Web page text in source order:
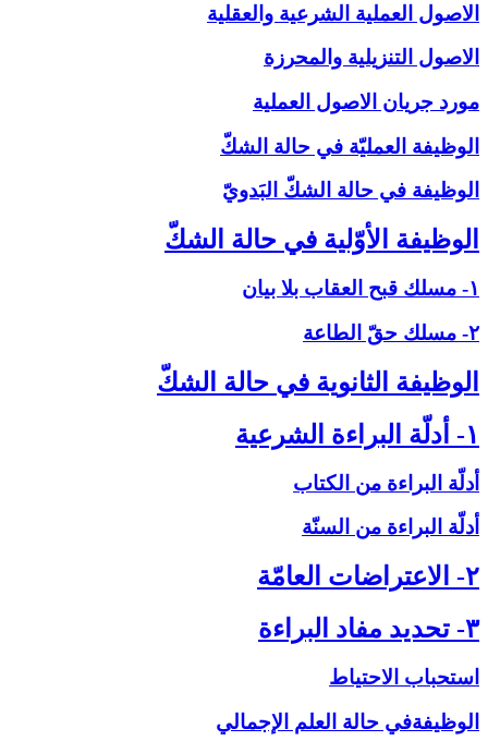
الاصول العملية الشرعية والعقلية
الاصول التنزيلية والمحرزة
مورد جريان الاصول العملية
الوظيفة العمليّة في حالة الشكّ‏
الوظيفة في حالة الشكّ البَدويّ
الوظيفة الأوّلية في حالة الشكّ‏
۱- مسلك قبح العقاب بلا بيان
۲- مسلك حقّ الطاعة
الوظيفة الثانوية في حالة الشكّ‏
۱- أدلّة البراءة الشرعية
أدلّة البراءة من الكتاب
أدلّة البراءة من السنّة
۲- الاعتراضات العامّة
۳- تحديد مفاد البراءة
استحباب الاحتياط
الوظيفةفي حالة العلم الإجمالي‏